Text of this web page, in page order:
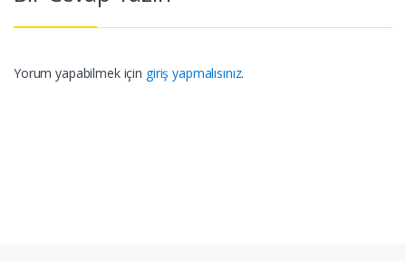
Yorum yapabilmek için giriş yapmalısınız.